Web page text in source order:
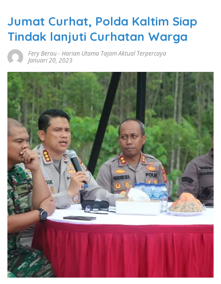
Jumat Curhat, Polda Kaltim Siap
Tindak lanjuti Curhatan Warga
Fery Berau-Harian Utama Tajam Aktual Terpercaya
Januari 20, 2023